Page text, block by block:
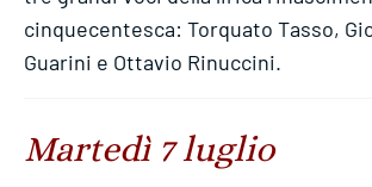
cinquecentesca: Torquato Tasso,
Guarini e Ottavio Rinuccini.
Martedì 7 luglio